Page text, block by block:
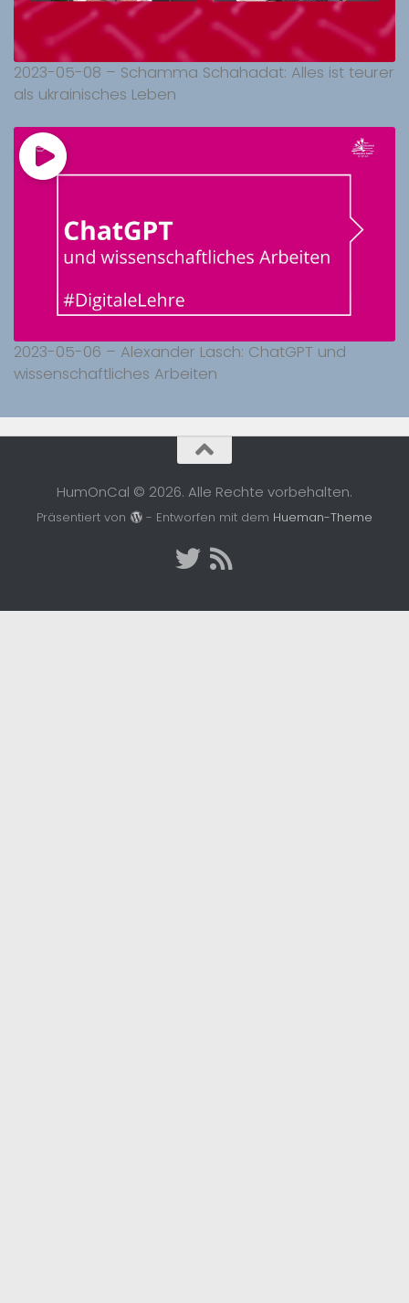
2023-05-08 – Schamma Schahadat: Alles ist teurer
als ukrainisches Leben
2023-05-06 – Alexander Lasch: ChatGPT und
wissenschaftliches Arbeiten
HumOnCal © 2026. Alle Rechte vorbehalten.
Präsentiert von - Entworfen mit dem Hueman-Theme